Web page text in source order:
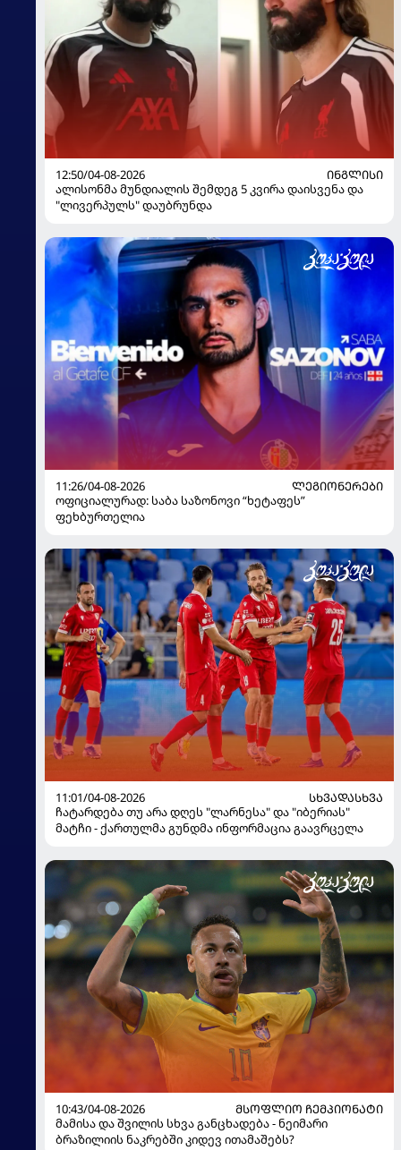
12:50/04-08-2026
ᲘᲜᲒᲚᲘᲡᲘ
ალისონმა მუნდიალის შემდეგ 5 კვირა დაისვენა და
"ლივერპულს" დაუბრუნდა
11:26/04-08-2026
ᲚᲔᲒᲘᲝᲜᲔᲠᲔᲑᲘ
ოფიციალურად: საბა საზონოვი “ხეტაფეს”
ფეხბურთელია
11:01/04-08-2026
ᲡᲮᲕᲐᲓᲐᲡᲮᲕᲐ
ჩატარდება თუ არა დღეს "ლარნესა" და "იბერიას"
მატჩი - ქართულმა გუნდმა ინფორმაცია გაავრცელა
10:43/04-08-2026
ᲛᲡᲝᲤᲚᲘᲝ ᲩᲔᲛᲞᲘᲝᲜᲐᲢᲘ
მამისა და შვილის სხვა განცხადება - ნეიმარი
ბრაზილიის ნაკრებში კიდევ ითამაშებს?